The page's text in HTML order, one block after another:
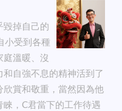
毀掉自己的
小受到各種
庭溫暖、沒
自強不息的精神活到了
賞和敬重，當然因為他
，C君當下的工作待遇